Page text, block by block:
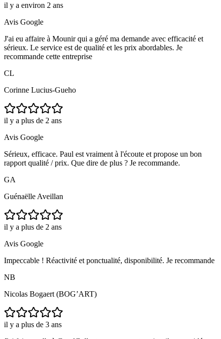
il y a environ 2 ans
Avis Google
J'ai eu affaire à Mounir qui a géré ma demande avec efficacité et
sérieux. Le service est de qualité et les prix abordables. Je
recommande cette entreprise
CL
Corinne Lucius-Gueho
il y a plus de 2 ans
Avis Google
Sérieux, efficace. Paul est vraiment à l'écoute et propose un bon
rapport qualité / prix. Que dire de plus ? Je recommande.
GA
Guénaëlle Aveillan
il y a plus de 2 ans
Avis Google
Impeccable ! Réactivité et ponctualité, disponibilité. Je recommande
NB
Nicolas Bogaert (BOG’ART)
il y a plus de 3 ans